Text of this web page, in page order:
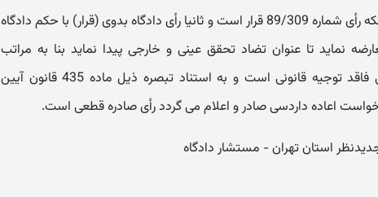
دیگری وجود ندارد چه اینکه رأی شماره 89/309 قرار است و ثانیا رأی دادگاه بدوی (قرار) با حکم دادگاه
نماید تا عنوان تضاد تحقق عینی و خارجی پیدا نماید بنا به مراتب
درخواست اعاده دادرسی فاقد توجیه قانونی است و به استناد تبصره ذیل ماده 435 قانون آیین
خواست اعاده داردسی صادر و اعلام می گردد رأی صادره قطعی است.